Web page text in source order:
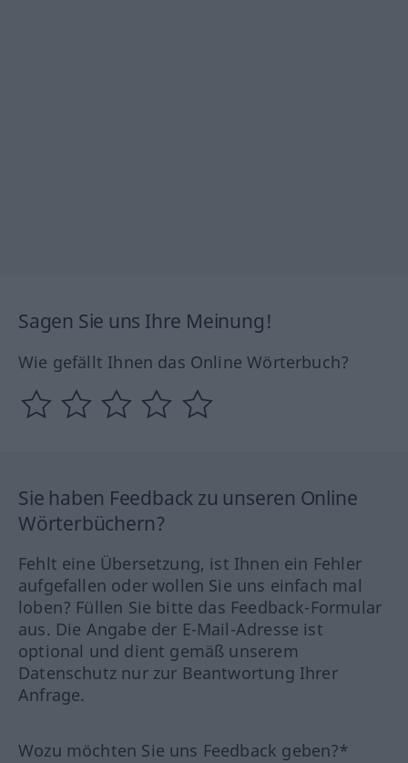
Sagen Sie uns Ihre Meinung!
Wie gefällt Ihnen das Online Wörterbuch?
Sie haben Feedback zu unseren Online
Wörterbüchern?
Fehlt eine Übersetzung, ist Ihnen ein Fehler
aufgefallen oder wollen Sie uns einfach mal
loben? Füllen Sie bitte das Feedback-Formular
aus. Die Angabe der E-Mail-Adresse ist
optional und dient gemäß unserem
Datenschutz nur zur Beantwortung Ihrer
Anfrage.
Wozu möchten Sie uns Feedback geben?*